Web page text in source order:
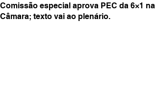
Comissão especial aprova PEC da 6×1 na
Câmara; texto vai ao plenário.